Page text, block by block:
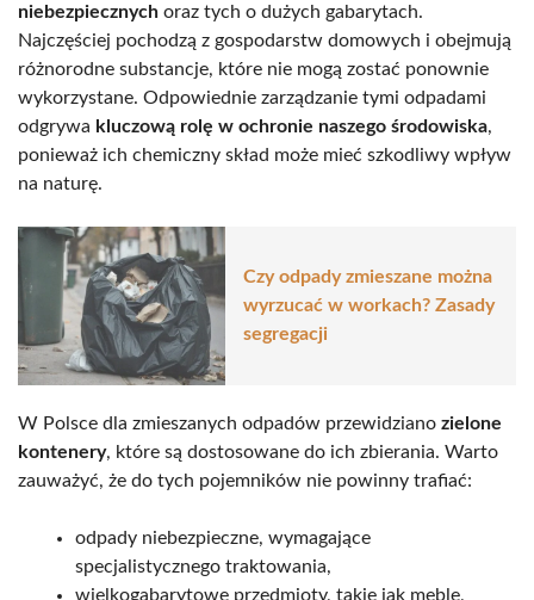
niebezpiecznych oraz tych o dużych gabarytach.
Najczęściej pochodzą z gospodarstw domowych i obejmują
różnorodne substancje, które nie mogą zostać ponownie
wykorzystane. Odpowiednie zarządzanie tymi odpadami
odgrywa kluczową rolę w ochronie naszego środowiska,
ponieważ ich chemiczny skład może mieć szkodliwy wpływ
na naturę.
Czy odpady zmieszane można
wyrzucać w workach? Zasady
segregacji
W Polsce dla zmieszanych odpadów przewidziano zielone
kontenery, które są dostosowane do ich zbierania. Warto
zauważyć, że do tych pojemników nie powinny trafiać:
odpady niebezpieczne, wymagające
specjalistycznego traktowania,
wielkogabarytowe przedmioty, takie jak meble,